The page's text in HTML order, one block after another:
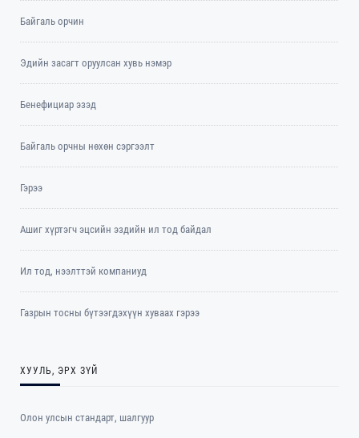
Байгаль орчин
Эдийн засагт оруулсан хувь нэмэр
Бенефициар эзэд
Байгаль орчны нөхөн сэргээлт
Гэрээ
Ашиг хүртэгч эцсийн эздийн ил тод байдал
Ил тод, нээлттэй компаниуд
Газрын тосны бүтээгдэхүүн хуваах гэрээ
ХУУЛЬ, ЭРХ ЗҮЙ
Олон улсын стандарт, шалгуур